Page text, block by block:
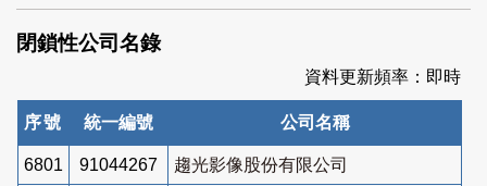
索
閉鎖性公司名錄
資料更新頻率：即時
序號 統一編號 公司名稱
6801 91044267 趨光影像股份有限公司